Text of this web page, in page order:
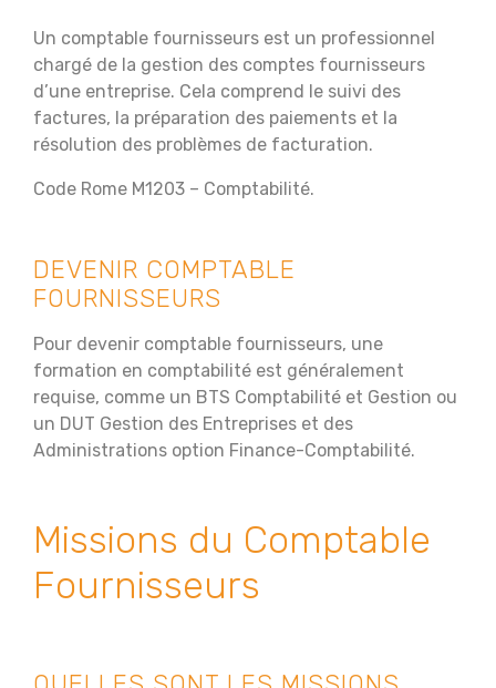
Un comptable fournisseurs est un professionnel
chargé de la gestion des comptes fournisseurs
d’une entreprise. Cela comprend le suivi des
factures, la préparation des paiements et la
résolution des problèmes de facturation.
Code Rome M1203 – Comptabilité.
DEVENIR COMPTABLE
FOURNISSEURS
Pour devenir comptable fournisseurs, une
formation en comptabilité est généralement
requise, comme un BTS Comptabilité et Gestion ou
un DUT Gestion des Entreprises et des
Administrations option Finance-Comptabilité.
Missions du Comptable
Fournisseurs